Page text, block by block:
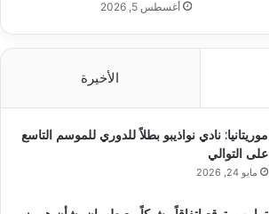
أغسطس 5, 2026
الأخيرة
موريتانيا: نادي نواذيبو بطلاً للدوري للموسم التاسع
على التوالي
مايو 24, 2026